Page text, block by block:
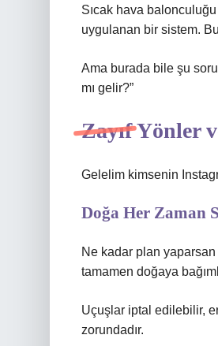
Sıcak hava
uygulanan bir sistem.
Ama burada bile şu
mı gelir?”
Zayıf Yönler
Gelelim kimsenin
Doğa Her Zaman
Ne kadar plan
tamamen doğaya
Uçuşlar iptal edilebilir,
zorundadır.